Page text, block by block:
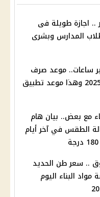
.. اجازة طويلة فى
المدارس وبشرى
ساعات.. موعد صرف
مرتبات شهر مارس 2025 وهذا موعد تطبيق
بعض.. بيان هام
الطقس في آخر أيام
.. سعر طن الحديد
البناء اليوم